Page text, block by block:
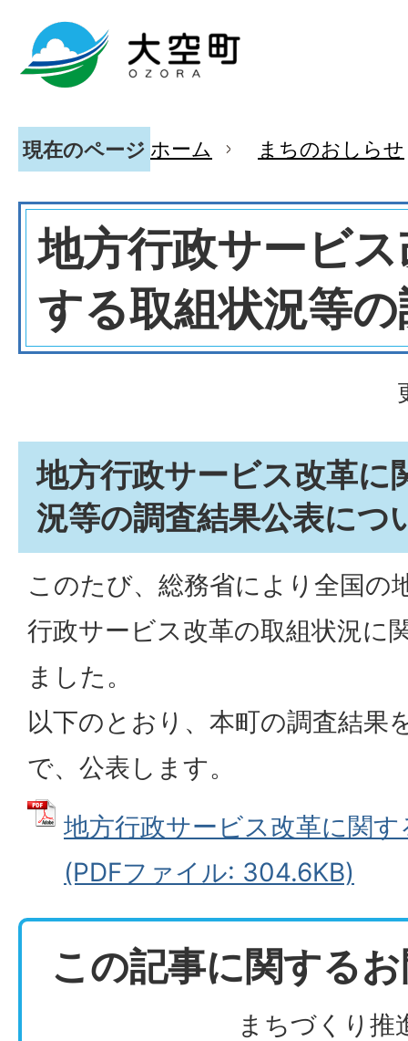
現在のページ ホーム まちのおしらせ
地方行政サービ
する取組状況等
地方行政サービス改革に
況等の調査結果公表につ
このたび、総務省により全国の
行政サービス改革の取組状況に
ました。
以下のとおり、本町の調査結果
で、公表します。
地方行政サービス改革に関
(PDFファイル: 304.6KB)
この記事に関する
まちづくり推